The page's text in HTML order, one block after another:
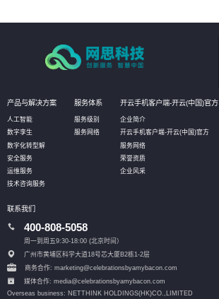
产品与解决方案
人工智能
数字孪生
数字化转型解
安全服务
运维服务
技术咨询服务
服务体系
服务级别
服务网络
开云手机客户端-开云(中国)官方
企业简介
开云手机客户端-开云(中国)官方
服务网络
荣誉资质
企业风采
联系我们
400-808-5058
周一到周五9:30-18:00 (北京时间）
广州市黄埔区科学大道18号芯大厦B2栋1-2层
商务合作: marketing@celebrationsbyamybacon.com
媒体合作: media@celebrationsbyamybacon.com
Overseas business: NETTHINK HOLDINGS(HK)CO.,LIMITED